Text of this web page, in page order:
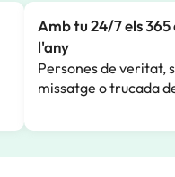
Amb tu 24/7 els 365
l'any
Persones de veritat,
missatge o trucada